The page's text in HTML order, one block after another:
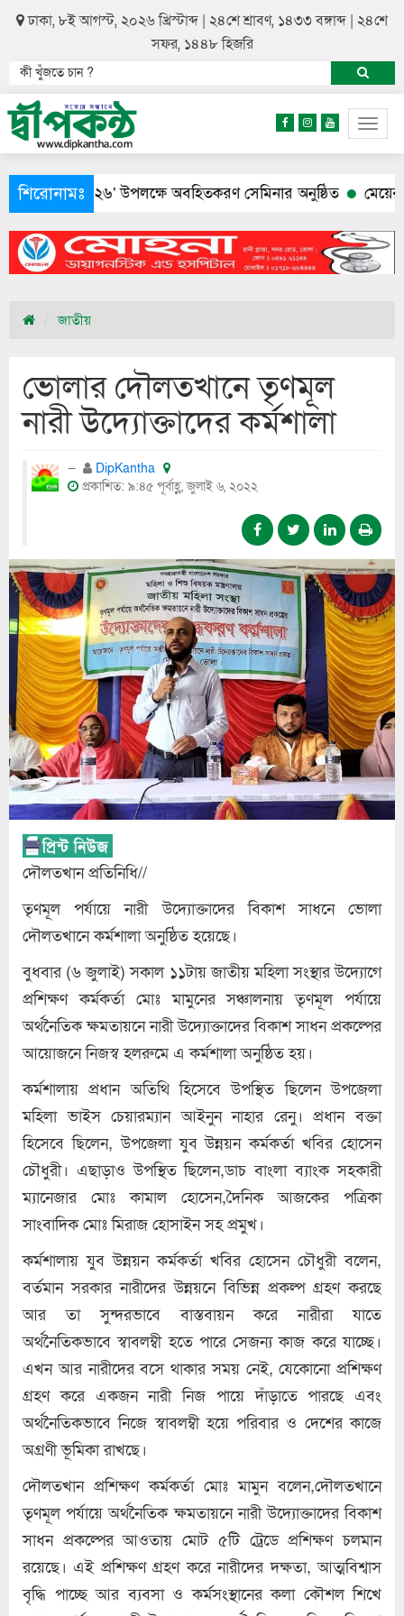
ঢাকা, ৮ই আগস্ট, ২০২৬ খ্রিস্টাব্দ | ২৪শে শ্রাবণ, ১৪৩৩ বঙ্গাব্দ | ২৪শে
সফর, ১৪৪৮ হিজরি
শিরোনামঃ
২০২৬’ উপলক্ষে অবহিতকরণ সেমিনার অনুষ্ঠিত মেয়ের
জাতীয়
ভোলার দৌলতখানে তৃণমূল
নারী উদ্যোক্তাদের কর্মশালা
DipKantha
প্রকাশিত: ৯:৪৫ পূর্বাহ্ণ, জুলাই ৬, ২০২২
দৌলতখান প্রতিনিধি//
তৃণমূল পর্যায়ে নারী উদ্যোক্তাদের বিকাশ সাধনে ভোলা
দৌলতখানে কর্মশালা অনুষ্ঠিত হয়েছে।
বুধবার (৬ জুলাই) সকাল ১১টায় জাতীয় মহিলা সংস্থার উদ্যোগে
প্রশিক্ষণ কর্মকর্তা মোঃ মামুনের সঞ্চালনায় তৃণমূল পর্যায়ে
অর্থনৈতিক ক্ষমতায়নে নারী উদ্যোক্তাদের বিকাশ সাধন প্রকল্পের
আয়োজনে নিজস্ব হলরুমে এ কর্মশালা অনুষ্ঠিত হয়।
কর্মশালায় প্রধান অতিথি হিসেবে উপস্থিত ছিলেন উপজেলা
মহিলা ভাইস চেয়ারম্যান আইনুন নাহার রেনু। প্রধান বক্তা
হিসেবে ছিলেন, উপজেলা যু্ব উন্নয়ন কর্মকর্তা খবির হোসেন
চৌধুরী। এছাড়াও উপস্থিত ছিলেন,ডাচ বাংলা ব্যাংক সহকারী
ম্যানেজার মোঃ কামাল হোসেন,দৈনিক আজকের পত্রিকা
সাংবাদিক মোঃ মিরাজ হোসাইন সহ প্রমুখ।
কর্মশালায় যুব উন্নয়ন কর্মকর্তা খবির হোসেন চৌধুরী বলেন,
বর্তমান সরকার নারীদের উন্নয়নে বিভিন্ন প্রকল্প গ্রহণ করছে
আর তা সুন্দরভাবে বাস্তবায়ন করে নারীরা যাতে
অর্থনৈতিকভাবে স্বাবলম্বী হতে পারে সেজন্য কাজ করে যাচ্ছে।
এখন আর নারীদের বসে থাকার সময় নেই, যেকোনো প্রশিক্ষণ
গ্রহণ করে একজন নারী নিজ পায়ে দাঁড়াতে পারছে এবং
অর্থনৈতিকভাবে নিজে স্বাবলম্বী হয়ে পরিবার ও দেশের কাজে
অগ্রণী ভূমিকা রাখছে।
দৌলতখান প্রশিক্ষণ কর্মকর্তা মোঃ মামুন বলেন,দৌলতখানে
তৃণমূল পর্যায়ে অর্থনৈতিক ক্ষমতায়নে নারী উদ্যোক্তাদের বিকাশ
সাধন প্রকল্পের আওতায় মোট ৫টি ট্রেডে প্রশিক্ষণ চলমান
রয়েছে। এই প্রশিক্ষণ গ্রহণ করে নারীদের দক্ষতা, আত্মবিশ্বাস
বৃদ্ধি পাচ্ছে আর ব্যবসা ও কর্মসংস্থানের কলা কৌশল শিখে